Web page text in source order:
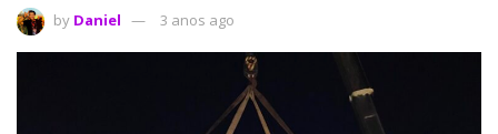
by Daniel 3 anos ago